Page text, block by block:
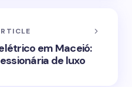
em Maceió:
de luxo